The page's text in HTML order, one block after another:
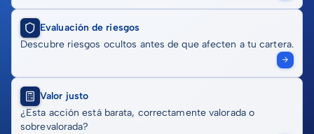
Evaluación de riesgos
Descubre riesgos ocultos antes de que afecten a tu cartera.
Valor justo
¿Esta acción está barata, correctamente valorada o
sobrevalorada?